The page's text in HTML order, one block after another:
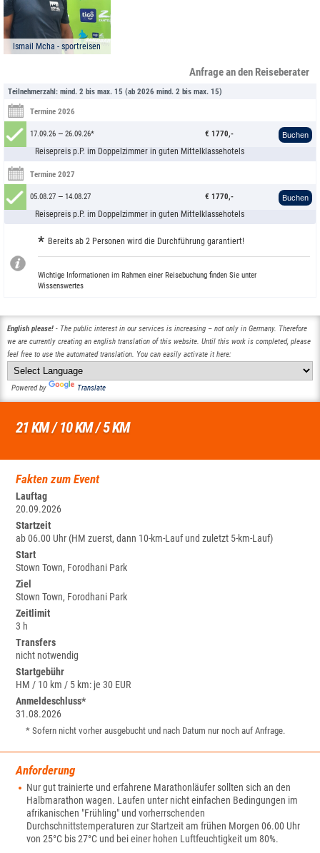
Ismail Mcha - sportreisen
Anfrage an den Reiseberater
Teilnehmerzahl: mind. 2 bis max. 15 (ab 2026 mind. 2 bis max. 15)
Termine 2026
17.09.26 — 26.09.26* € 1770,- Buchen
Reisepreis p.P. im Doppelzimmer in guten Mittelklassehotels
Termine 2027
05.08.27 — 14.08.27 € 1770,- Buchen
Reisepreis p.P. im Doppelzimmer in guten Mittelklassehotels
* Bereits ab 2 Personen wird die Durchführung garantiert!
Wichtige Informationen im Rahmen einer Reisebuchung finden Sie unter
Wissenswertes
English please! - The public interest in our services is increasing – not only in Germany. Therefore
we are currently creating an english translation of this website. Until this work is completed, please
feel free to use the automated translation. You can easily activate it here:
Powered by Translate
21 KM / 10 KM / 5 KM
Fakten zum Event
Lauftag
20.09.2026
Startzeit
ab 06.00 Uhr (HM zuerst, dann 10-km-Lauf und zuletzt 5-km-Lauf)
Start
Stown Town, Forodhani Park
Ziel
Stown Town, Forodhani Park
Zeitlimit
3 h
Transfers
nicht notwendig
Startgebühr
HM / 10 km / 5 km: je 30 EUR
Anmeldeschluss*
31.08.2026
* Sofern nicht vorher ausgebucht und nach Datum nur noch auf Anfrage.
Anforderung
Nur gut trainierte und erfahrene Marathonläufer sollten sich an den
Halbmarathon wagen. Laufen unter nicht einfachen Bedingungen im
afrikanischen "Frühling" und vorherrschenden
Durchschnittstemperaturen zur Startzeit am frühen Morgen 06.00 Uhr
von 25°C bis 27°C und bei einer hohen Luftfeuchtigkeit um 80%.